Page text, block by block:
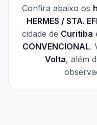
Confira abaixo os
HERMES / STA.
cidade de Curitiba
CONVENCIONAL.
Volta, além